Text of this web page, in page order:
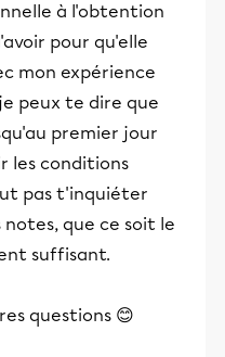
à l'obtention
pour qu'elle
mon expérience
peux te dire que
premier jour
les conditions
pas t'inquiéter
que ce soit le
suffisant.
questions 😊